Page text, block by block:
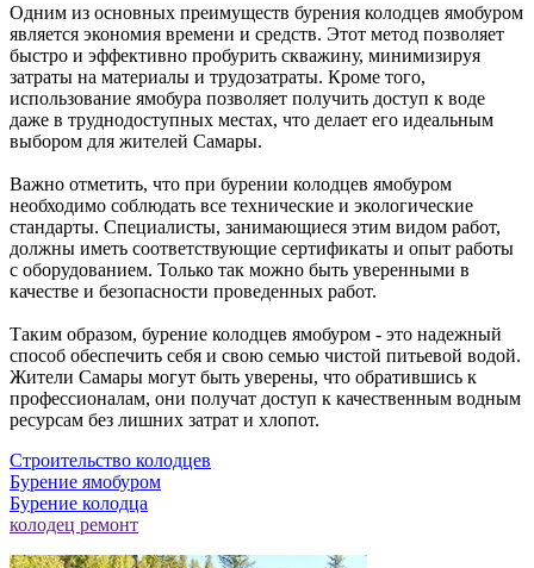
Одним из основных преимуществ бурения колодцев ямобуром
является экономия времени и средств. Этот метод позволяет
быстро и эффективно пробурить скважину, минимизируя
затраты на материалы и трудозатраты. Кроме того,
использование ямобура позволяет получить доступ к воде
даже в труднодоступных местах, что делает его идеальным
выбором для жителей Самары.
Важно отметить, что при бурении колодцев ямобуром
необходимо соблюдать все технические и экологические
стандарты. Специалисты, занимающиеся этим видом работ,
должны иметь соответствующие сертификаты и опыт работы
с оборудованием. Только так можно быть уверенными в
качестве и безопасности проведенных работ.
Таким образом, бурение колодцев ямобуром - это надежный
способ обеспечить себя и свою семью чистой питьевой водой.
Жители Самары могут быть уверены, что обратившись к
профессионалам, они получат доступ к качественным водным
ресурсам без лишних затрат и хлопот.
Строительство колодцев
Бурение ямобуром
Бурение колодца
колодец ремонт